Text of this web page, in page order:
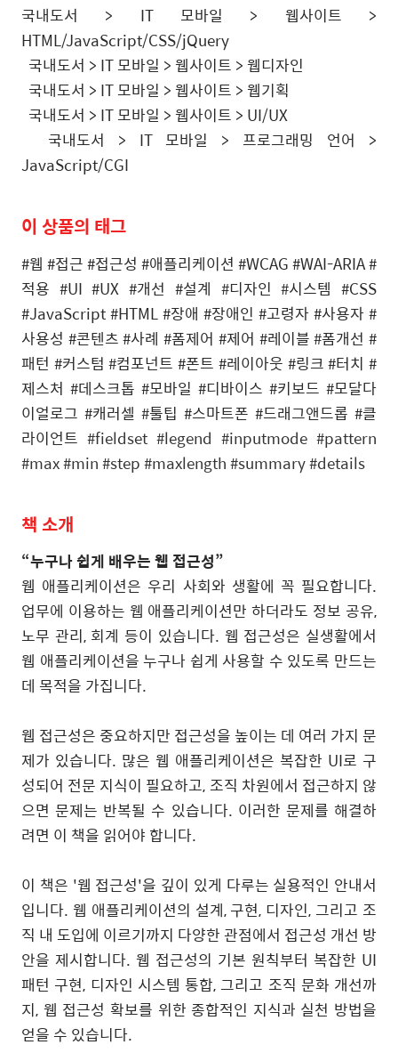
국내도서 > IT 모바일 > 웹사이트 >
HTML/JavaScript/CSS/jQuery
국내도서 > IT 모바일 > 웹사이트 > 웹디자인
국내도서 > IT 모바일 > 웹사이트 > 웹기획
국내도서 > IT 모바일 > 웹사이트 > UI/UX
국내도서 > IT 모바일 > 프로그래밍 언어 >
JavaScript/CGI
이상품의 태그
#웹 #접근 #접근성 #애플리케이션 #WCAG #WAI-ARIA #
적용 #UI #UX #개선 #설계 #디자인 #시스템 #CSS
#JavaScript #HTML #장애 #장애인 #고령자 #사용자 #
사용성 #콘텐츠 #사례 #폼제어 #제어 #레이블 #폼개선 #
패턴 #커스텀 #컴포넌트 #폰트 #레이아웃 #링크 #터치 #
제스처 #데스크톱 #모바일 #디바이스 #키보드 #모달다
이얼로그 #캐러셀 #툴팁 #스마트폰 #드래그앤드롭 #클
라이언트 #fieldset #legend #inputmode #pattern
#max #min #step #maxlength #summary #details
책소개
“누구나쉽게 배우는웹접근성”
웹 애플리케이션은 우리 사회와 생활에 꼭 필요합니다.
업무에 이용하는 웹 애플리케이션만 하더라도 정보 공유,
노무 관리, 회계 등이 있습니다. 웹 접근성은 실생활에서
웹 애플리케이션을 누구나 쉽게 사용할 수 있도록 만드는
데 목적을 가집니다.
웹 접근성은 중요하지만 접근성을 높이는 데 여러 가지 문
제가 있습니다. 많은 웹 애플리케이션은 복잡한 UI로 구
성되어 전문 지식이 필요하고, 조직 차원에서 접근하지 않
으면 문제는 반복될 수 있습니다. 이러한 문제를 해결하
려면 이 책을 읽어야 합니다.
이 책은 '웹 접근성'을 깊이 있게 다루는 실용적인 안내서
입니다. 웹 애플리케이션의 설계, 구현, 디자인, 그리고 조
직 내 도입에 이르기까지 다양한 관점에서 접근성 개선 방
안을 제시합니다. 웹 접근성의 기본 원칙부터 복잡한 UI
패턴 구현, 디자인 시스템 통합, 그리고 조직 문화 개선까
지, 웹 접근성 확보를 위한 종합적인 지식과 실천 방법을
얻을 수 있습니다.